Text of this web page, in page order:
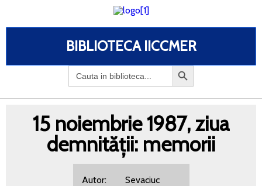
BIBLIOTECA IICCMER
Search
for:
15 noiembrie 1987, ziua
demnității: memorii
Autor: Sevaciuc